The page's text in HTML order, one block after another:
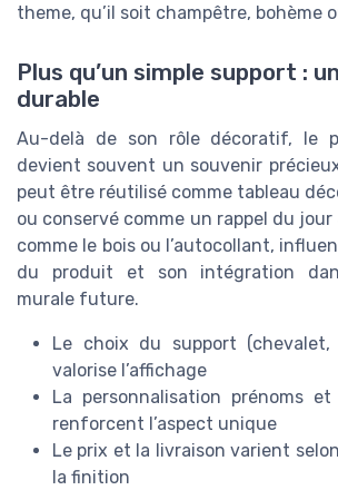
theme, qu’il soit champêtre, bohème
Plus qu’un simple support :
durable
Au-delà de son rôle décoratif, le
devient souvent un souvenir
peut être réutilisé comme tableau
ou conservé comme un rappel du
comme le bois ou l’autocollant,
du produit et son intégration
murale future.
Le choix du support (chevalet,
valorise l’affichage
La personnalisation prénoms
renforcent l’aspect unique
Le prix et la livraison varient
la finition